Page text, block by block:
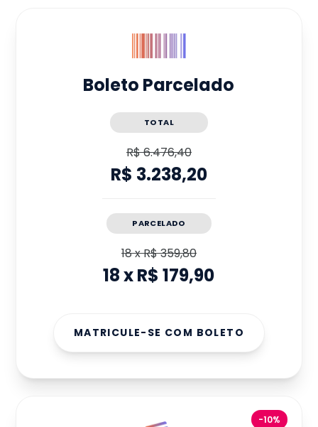
Boleto Parcelado
TOTAL
R$ 6.476,40
R$ 3.238,20
PARCELADO
18xR$ 359,80
18xR$ 179,90
MATRICULE-SE COM BOLETO
-10%